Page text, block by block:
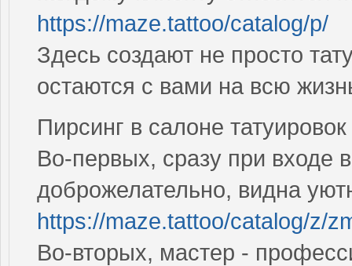
https://maze.tattoo/catalog/p/
Здесь создают не просто
остаются с вами на всю
Пирсинг в салоне
Во-первых, сразу при входе
доброжелательно, видна
https://maze.tattoo/catalog/z/
Во-вторых, мастер -